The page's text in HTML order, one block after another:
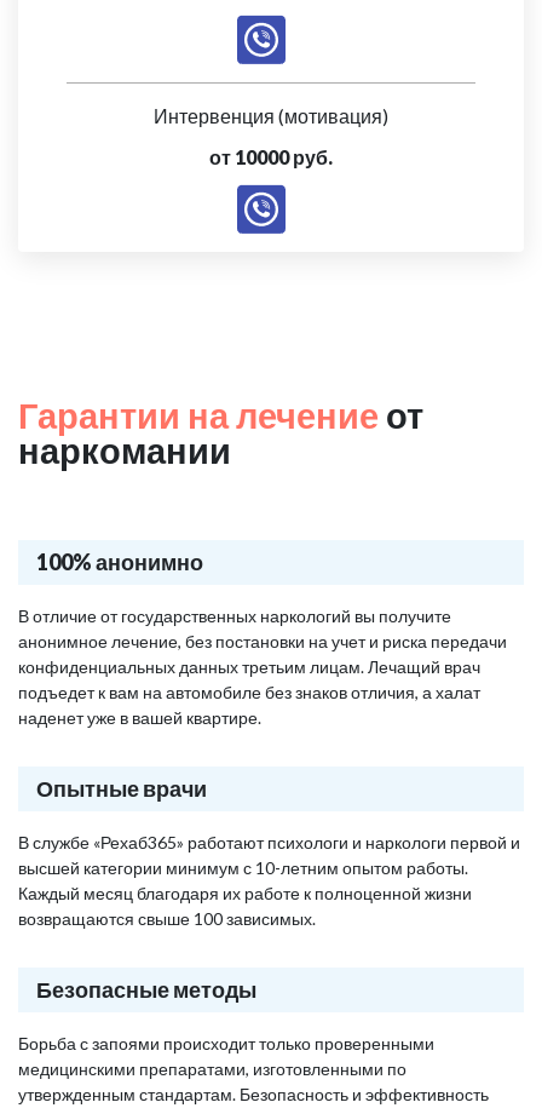
Интервенция (мотивация)
от 10000 руб.
Гарантии на лечение от
наркомании
100% анонимно
В отличие от государственных наркологий вы получите
анонимное лечение, без постановки на учет и риска передачи
конфиденциальных данных третьим лицам. Лечащий врач
подъедет к вам на автомобиле без знаков отличия, а халат
наденет уже в вашей квартире.
Опытные врачи
В службе «Рехаб365» работают психологи и наркологи первой и
высшей категории минимум с 10-летним опытом работы.
Каждый месяц благодаря их работе к полноценной жизни
возвращаются свыше 100 зависимых.
Безопасные методы
Борьба с запоями происходит только проверенными
медицинскими препаратами, изготовленными по
утвержденным стандартам. Безопасность и эффективность